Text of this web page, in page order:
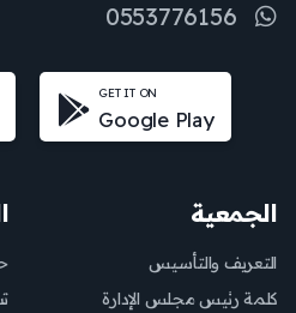
0553776156
GET IT ON
Google Play
الجمعية
التعريف والتأسيس
كلمة رئيس مجلس الإدارة